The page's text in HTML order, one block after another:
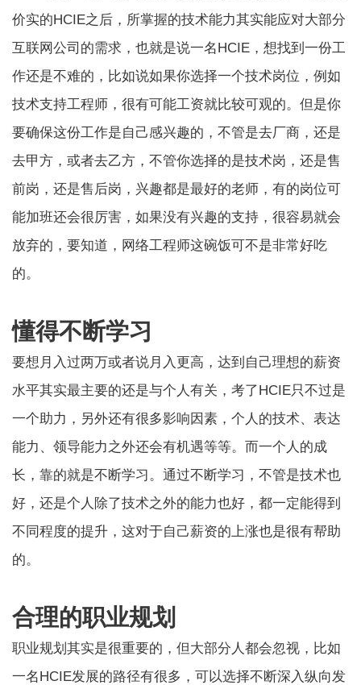
价实的HCIE之后，所掌握的技术能力其实能应对大部分
互联网公司的需求，也就是说一名HCIE，想找到一份工
作还是不难的，比如说如果你选择一个技术岗位，例如
技术支持工程师，很有可能工资就比较可观的。但是你
要确保这份工作是自己感兴趣的，不管是去厂商，还是
去甲方，或者去乙方，不管你选择的是技术岗，还是售
前岗，还是售后岗，兴趣都是最好的老师，有的岗位可
能加班还会很厉害，如果没有兴趣的支持，很容易就会
放弃的，要知道，网络工程师这碗饭可不是非常好吃
的。
懂得不断学习
要想月入过两万或者说月入更高，达到自己理想的薪资
水平其实最主要的还是与个人有关，考了HCIE只不过是
一个助力，另外还有很多影响因素，个人的技术、表达
能力、领导能力之外还会有机遇等等。而一个人的成
长，靠的就是不断学习。通过不断学习，不管是技术也
好，还是个人除了技术之外的能力也好，都一定能得到
不同程度的提升，这对于自己薪资的上涨也是很有帮助
的。
合理的职业规划
职业规划其实是很重要的，但大部分人都会忽视，比如
一名HCIE发展的路径有很多，可以选择不断深入纵向发